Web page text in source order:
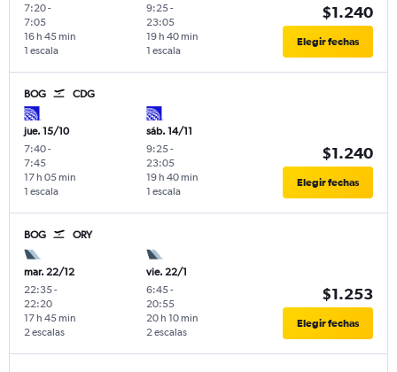
7:20-
7:05
1 escala
16 h 45 min
9:25-
23:05
1 escala
19 h 40 min
$1.240
Elegir fechas
BOG CDG
jue. 15/10
7:40-
7:45
1 escala
17 h 05 min
sáb. 14/11
9:25-
23:05
1 escala
19 h 40 min
$1.240
Elegir fechas
BOG ORY
mar. 22/12
22:35-
22:20
2 escalas
17 h 45 min
vie. 22/1
6:45-
20:55
2 escalas
20 h 10 min
$1.253
Elegir fechas